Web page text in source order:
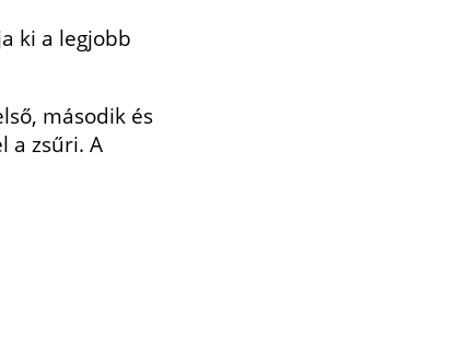
ki a legjobb
második és
a zsűri. A